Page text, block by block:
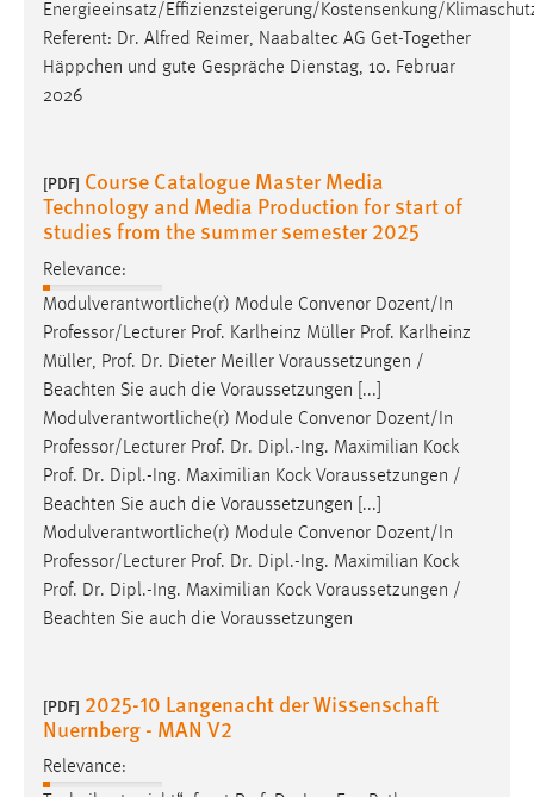
Energieeinsatz/Effizienzsteigerung/Kostensenkung/
Referent: Dr. Alfred Reimer, Naabaltec AG Get-Together
Häppchen und gute Gespräche Dienstag, 10. Februar
2026
[PDF] Course Catalogue Master Media
Technology and Media Production for start of
studies from the summer semester 2025
Relevance:
Modulverantwortliche(r) Module Convenor Dozent/In
Professor/Lecturer Prof. Karlheinz Müller Prof. Karlheinz
Müller, Prof. Dr. Dieter Meiller Voraussetzungen /
Beachten Sie auch die Voraussetzungen [...]
Modulverantwortliche(r) Module Convenor Dozent/In
Professor/Lecturer Prof. Dr. Dipl.-Ing. Maximilian Kock
Prof. Dr. Dipl.-Ing. Maximilian Kock Voraussetzungen /
Beachten Sie auch die Voraussetzungen [...]
Modulverantwortliche(r) Module Convenor Dozent/In
Professor/Lecturer Prof. Dr. Dipl.-Ing. Maximilian Kock
Prof. Dr. Dipl.-Ing. Maximilian Kock Voraussetzungen /
Beachten Sie auch die Voraussetzungen
[PDF] 2025-10 Langenacht der Wissenschaft
Nuernberg - MAN V2
Relevance: